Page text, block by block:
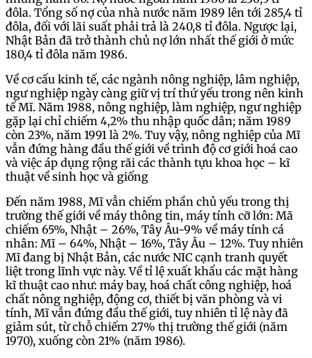
đôla. Tổng số nợ của nhà nước năm 1989 lên tới 285,4 tỉ
đôla, đối với lãi suất phải trả là 240,8 tỉ đôla. Ngược lại,
Nhật Bản đã trở thành chủ nợ lớn nhất thế giới ở mức
180,4 tỉ đôla năm 1986.
Về cơ cấu kinh tế, các ngành nông nghiệp, lâm nghiệp,
ngư nghiệp ngày càng giữ vị trí thứ yếu trong nên kinh
tế Mĩ. Năm 1988, nông nghiệp, làm nghiệp, ngư nghiệp
gặp lại chỉ chiếm 4,2% thu nhập quốc dân; năm 1989
còn 23%, năm 1991 là 2%. Tuy vậy, nông nghiệp của Mĩ
vẫn đứng hàng đầu thế giới về trình độ cơ giới hoá cao
và việc áp dụng rộng rãi các thành tựu khoa học – kĩ
thuật về sinh học và giống
Đến năm 1988, Mĩ vẫn chiếm phần chủ yếu trong thị
trường thế giới về máy thông tin, máy tính cỡ lớn: Mã
chiếm 65%, Nhật – 26%, Tây Âu-9% về máy tính cá
nhân: Mĩ – 64%, Nhật – 16%, Tây Âu – 12%. Tuy nhiên
Mĩ đang bị Nhật Bản, các nước NIC cạnh tranh quyết
liệt trong lĩnh vực này. Về tỉ lệ xuất khẩu các mặt hàng
kĩ thuật cao như: máy bay, hoá chất công nghiệp, hoá
chất nông nghiệp, động cơ, thiết bị văn phòng và vi
tính, Mĩ vẫn đứng đầu thế giới, tuy nhiên tỉ lệ này đã
giảm sút, từ chỗ chiếm 27% thị trường thế giới (năm
1970), xuống còn 21% (năm 1986).